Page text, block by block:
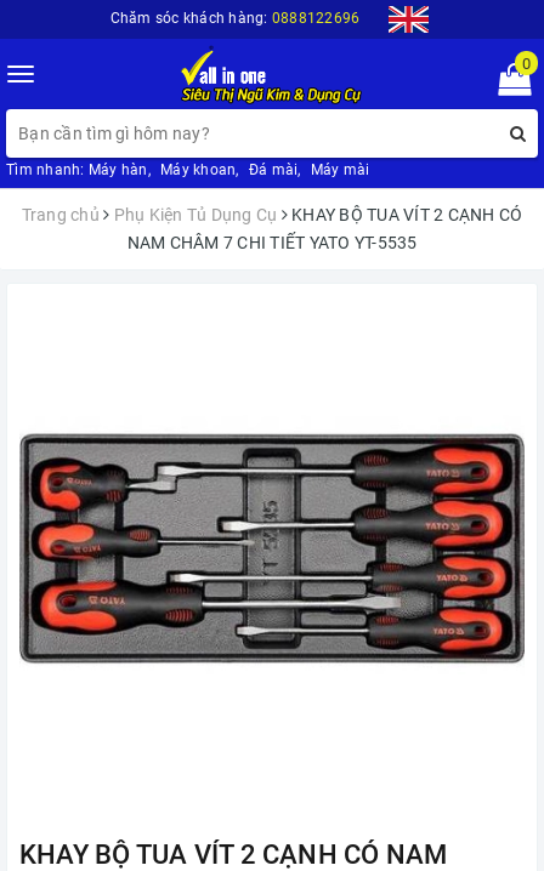
Chăm sóc khách hàng: 0888122696
Toggle
navigation
0
Tìm nhanh: Máy hàn, Máy khoan, Đá mài, Máy mài
Trang chủ Phụ Kiện Tủ Dụng Cụ
KHAY BỘ TUA VÍT 2 CẠNH CÓ
NAM CHÂM 7 CHI TIẾT YATO YT-5535
KHAY BỘ TUA VÍT 2 CẠNH CÓ NAM